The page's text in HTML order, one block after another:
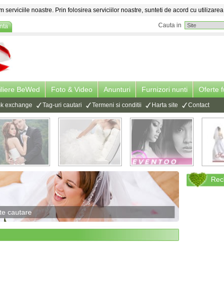
serviciile noastre. Prin folosirea serviciilor noastre, sunteti de acord cu
Cauta in
BeWed Foto & Video Anunturi Furnizori nunti Oferte
exchange Tag-uri cautari Termeni si conditii Harta site Contact
cautare